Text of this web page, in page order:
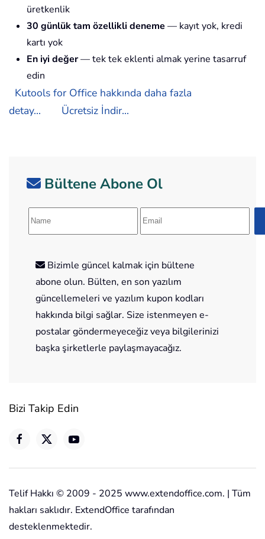
üretkenlik
30 günlük tam özellikli deneme — kayıt yok, kredi
kartı yok
En iyi değer— tek tek eklenti almak yerine tasarruf
edin
Kutools for Office hakkında daha fazla
detay...
Ücretsiz İndir...
Bültene Abone Ol
Bizimle güncel kalmak için bültene
abone olun. Bülten, en son yazılım
güncellemeleri ve yazılım kupon kodları
hakkında bilgi sağlar. Size istenmeyen e-
postalar göndermeyeceğiz veya bilgilerinizi
başka şirketlerle paylaşmayacağız.
Bizi Takip Edin
Telif Hakkı © 2009 - 2025 www.extendoffice.com. | Tüm
hakları saklıdır. ExtendOffice tarafından
desteklenmektedir.